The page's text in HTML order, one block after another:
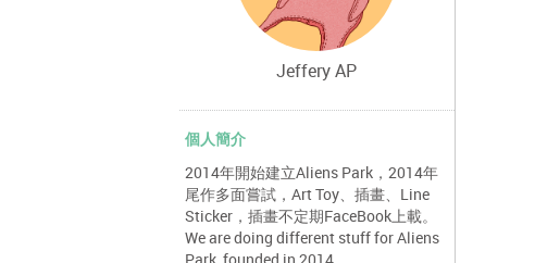
Jeffery AP
個人簡介
2014年開始建立Aliens Park，2014年
尾作多面嘗試，Art Toy、插畫、Line
Sticker，插畫不定期FaceBook上載。
We are doing different stuff for Aliens